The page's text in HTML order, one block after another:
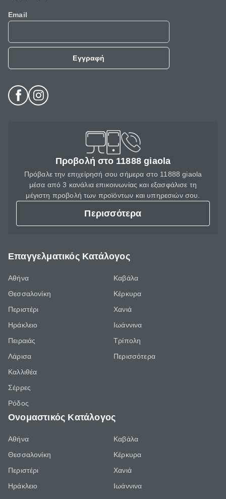
Email
Εγγραφή
Προβολή στο 11888 giaola
Πρόβαλε την επιχείρησή σου σήμερα στο 11888 giaola
μέσα από 3 κανάλια επικοινωνίας και εξασφάλισε τη
μέγιστη προβολή των προϊόντων και υπηρεσιών σου.
Περισσότερα
Επαγγελματικός Κατάλογος
Αθήνα
Θεσσαλονίκη
Περιστέρι
Ηράκλειο
Πειραιάς
Λάρισα
Καλλιθέα
Σέρρες
Ρόδος
Καβάλα
Κέρκυρα
Χανιά
Ιωάννινα
Τρίπολη
Περισσότερα
Ονομαστικός Κατάλογος
Αθήνα
Θεσσαλονίκη
Περιστέρι
Ηράκλειο
Καβάλα
Κέρκυρα
Χανιά
Ιωάννινα